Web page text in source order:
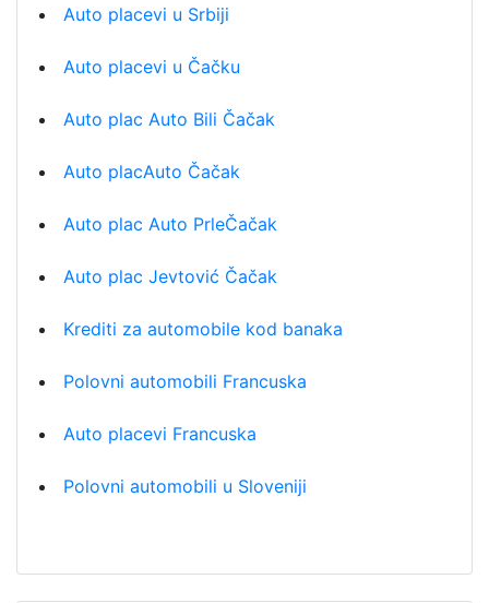
Auto placevi u Srbiji
Auto placevi u Čačku
Auto plac Auto Bili Čačak
Auto placAuto Čačak
Auto plac Auto PrleČačak
Auto plac Jevtović Čačak
Krediti za automobile kod banaka
Polovni automobili Francuska
Auto placevi Francuska
Polovni automobili u Sloveniji